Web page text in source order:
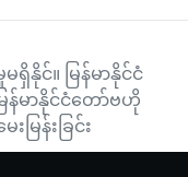
ရှိနိုင်။ မြန်မာနိုင်ငံ
မာနိုင်ငံတော်ဗဟို
ြန်းခြင်း